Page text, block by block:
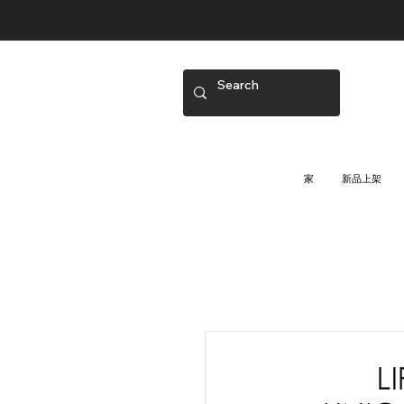
家 新品上架